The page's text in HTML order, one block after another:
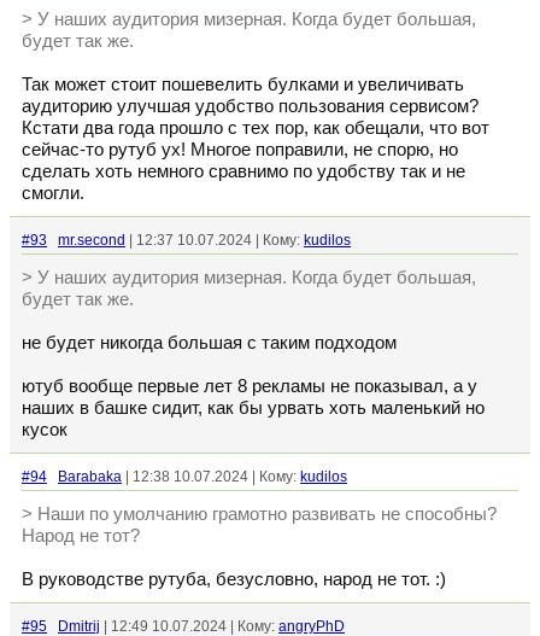
> У наших аудитория мизерная. Когда будет большая,
будет так же.
Так может стоит пошевелить булками и увеличивать
аудиторию улучшая удобство пользования сервисом?
Кстати два года прошло с тех пор, как обещали, что вот
сейчас-то рутуб ух! Многое поправили, не спорю, но
сделать хоть немного сравнимо по удобству так и не
смогли.
#93 mr.second | 12:37 10.07.2024 | Кому: kudilos
> У наших аудитория мизерная. Когда будет большая,
будет так же.
не будет никогда большая с таким подходом
ютуб вообще первые лет 8 рекламы не показывал, а у
наших в башке сидит, как бы урвать хоть маленький но
кусок
#94 Barabaka | 12:38 10.07.2024 | Кому: kudilos
> Наши по умолчанию грамотно развивать не способны?
Народ не тот?
В руководстве рутуба, безусловно, народ не тот. :)
#95 Dmitrij | 12:49 10.07.2024 | Кому: angryPhD